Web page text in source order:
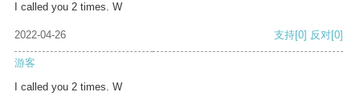
I called you 2 times. W
2022-04-26 支持[0] 反对[0]
游客
I called you 2 times. W